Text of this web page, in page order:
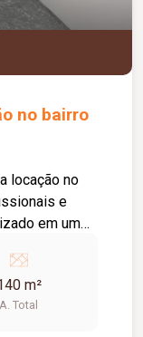
no bairro
locação no
e
em um
e
dem²
A. Total